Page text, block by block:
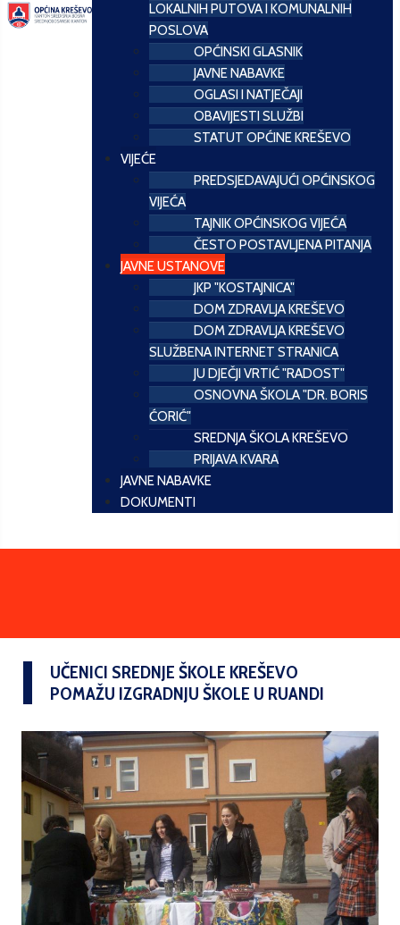
LOKALNIH PUTOVA I KOMUNALNIH
POSLOVA
OPĆINSKI GLASNIK
JAVNE NABAVKE
OGLASI I NATJEČAJI
OBAVIJESTI SLUŽBI
STATUT OPĆINE KREŠEVO
VIJEĆE
PREDSJEDAVAJUĆI OPĆINSKOG
VIJEĆA
TAJNIK OPĆINSKOG VIJEĆA
ČESTO POSTAVLJENA PITANJA
JAVNE USTANOVE
JKP "KOSTAJNICA"
DOM ZDRAVLJA KREŠEVO
DOM ZDRAVLJA KREŠEVO
SLUŽBENA INTERNET STRANICA
JU DJEČJI VRTIĆ "RADOST"
OSNOVNA ŠKOLA "DR. BORIS
ĆORIĆ"
SREDNJA ŠKOLA KREŠEVO
PRIJAVA KVARA
JAVNE NABAVKE
DOKUMENTI
UČENICI SREDNJE ŠKOLE KREŠEVO
POMAŽU IZGRADNJU ŠKOLE U RUANDI